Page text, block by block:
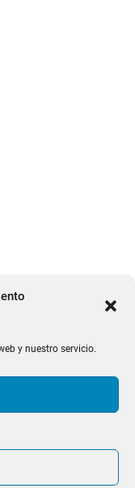
y nuestro servicio.